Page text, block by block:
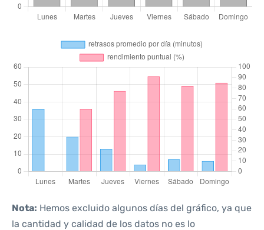
Nota: Hemos excluido algunos días del gráfico, ya que
la cantidad y calidad de los datos no es lo